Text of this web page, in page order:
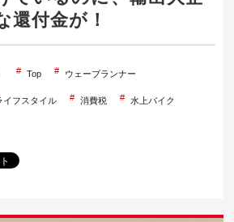
還付金が！
Top ウェーブランナー
イフスタイル 消費税 水上バイク